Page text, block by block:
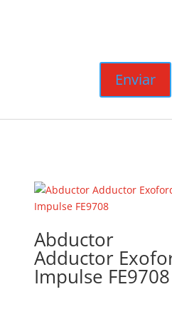
Abductor
Adductor
Impulse FE9708